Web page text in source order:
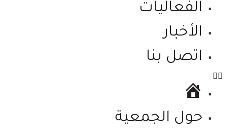
الفعاليات
الأخبار
اتصل بنا
حول الجمعية